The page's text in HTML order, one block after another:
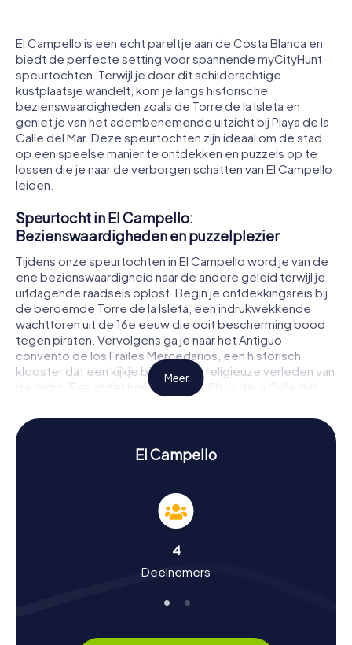
El Campello is een echt pareltje aan de Costa Blanca en
biedt de perfecte setting voor spannende myCityHunt
speurtochten. Terwijl je door dit schilderachtige
kustplaatsje wandelt, kom je langs historische
bezienswaardigheden zoals de Torre de la Isleta en
geniet je van het adembenemende uitzicht bij Playa de la
Calle del Mar. Deze speurtochten zijn ideaal om de stad
op een speelse manier te ontdekken en puzzels op te
lossen die je naar de verborgen schatten van El Campello
leiden.
Speurtocht in El Campello:
Bezienswaardigheden en puzzelplezier
Tijdens onze speurtochten in El Campello word je van de
ene bezienswaardigheid naar de andere geleid terwijl je
uitdagende raadsels oplost. Begin je ontdekkingsreis bij
de beroemde Torre de la Isleta, een indrukwekkende
wachttoren uit de 16e eeuw die ooit bescherming bood
tegen piraten. Vervolgens ga je naar het Antiguo
convento de los Frailes Mercedarios, een historisch
klooster dat een kijkje biedt in het religieuze verleden van
de regio. Een ander hoogtepunt is Playa de la Calle del
Mar, waar je niet alleen van de zon en de zee kunt
genieten, maar ook spannende opdrachten kunt
voltooien. Elke halte op je speurtocht in El Campello
onthult nieuwe geheimen en boeiende verhalen.
speurtocht in El Campello
De speurtochten in El Campello zijn niet alleen een
cultuur van de stad. El Campello heeft een lange en
fascinerende geschiedenis die teruggaat tot de tijd van
door verschillende culturen, waaronder de Romeinen en
spannende verleden en ontdek je interessante feiten,
Meer
El Campello
4
Deelnemers